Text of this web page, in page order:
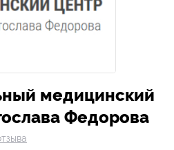
медицинский
Федорова